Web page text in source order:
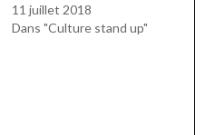
11 juillet 2018
Dans "Culture stand up"